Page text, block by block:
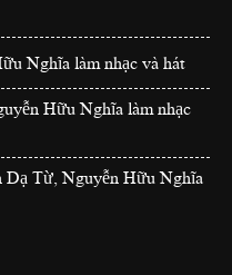
Nghĩa làm nhạc và hát
Hữu Nghĩa làm nhạc
Dạ Từ, Nguyễn Hữu Nghĩa